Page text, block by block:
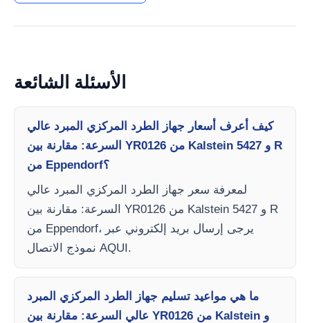
الأسئلة الشائعة
كيف أعرف أسعار جهاز الطرد المركزي المبرد عالي
السرعة: مقارنة بين YR0126 من Kalstein و 5427 R
من Eppendorf؟
لمعرفة سعر جهاز الطرد المركزي المبرد عالي
السرعة: مقارنة بين YR0126 من Kalstein و 5427 R
من Eppendorf، يرجى إرسال بريد إلكتروني عبر
نموذج الاتصال AQUI.
ما هي مواعيد تسليم جهاز الطرد المركزي المبرد
عالي السرعة: مقارنة بين YR0126 من Kalstein و